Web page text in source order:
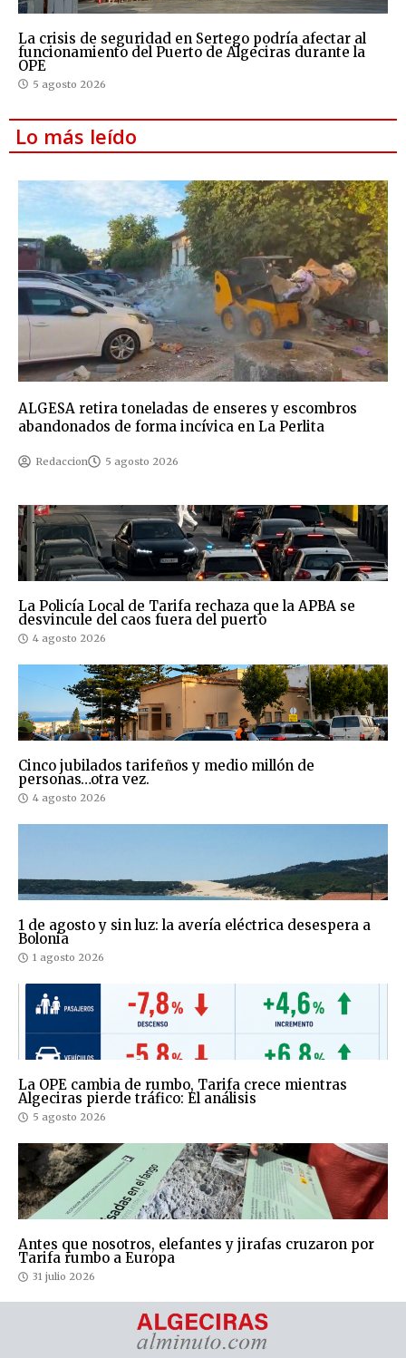
La crisis de seguridad en Sertego podría afectar al
funcionamiento del Puerto de Algeciras durante la
OPE
5 agosto 2026
Lo más leído
ALGESA retira toneladas de enseres y escombros
abandonados de forma incívica en La Perlita
Redaccion 5 agosto 2026
La Policía Local de Tarifa rechaza que la APBA se
desvincule del caos fuera del puerto
4 agosto 2026
Cinco jubilados tarifeños y medio millón de
personas…otra vez.
4 agosto 2026
1 de agosto y sin luz: la avería eléctrica desespera a
Bolonia
1 agosto 2026
La OPE cambia de rumbo, Tarifa crece mientras
Algeciras pierde tráfico: El análisis
5 agosto 2026
Antes que nosotros, elefantes y jirafas cruzaron por
Tarifa rumbo a Europa
31 julio 2026